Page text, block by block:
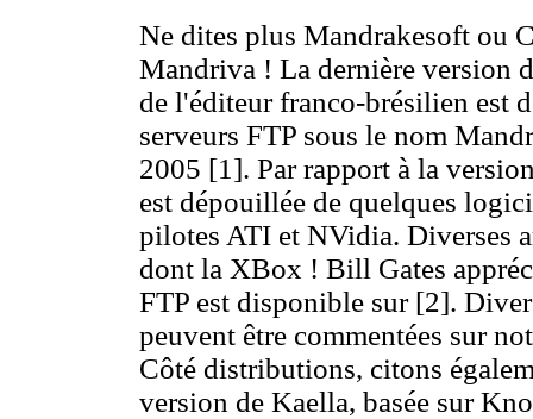
Ne dites plus Mandrakesoft ou
Mandriva ! La dernière version
de l'éditeur franco-brésilien est
serveurs FTP sous le nom
2005 [1]. Par rapport à la
est dépouillée de quelques
pilotes ATI et NVidia. Diverses
dont la XBox ! Bill Gates
FTP est disponible sur [2].
peuvent être commentées sur
Côté distributions, citons
version de Kaella, basée sur